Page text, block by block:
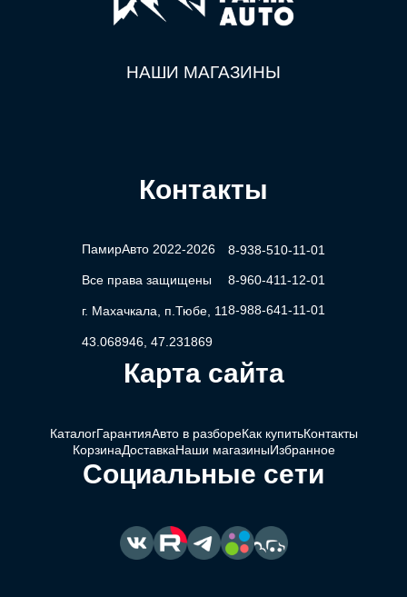
НАШИ МАГАЗИНЫ
Контакты
ПамирАвто 2022-2026
Все права защищены
г. Махачкала, п.Тюбе, 11
43.068946, 47.231869
8-938-510-11-01
8-960-411-12-01
8-988-641-11-01
Карта сайта
КаталогГарантияАвто в разбореКак купитьКонтакты
КорзинаДоставкаНаши магазиныИзбранное
Социальные сети